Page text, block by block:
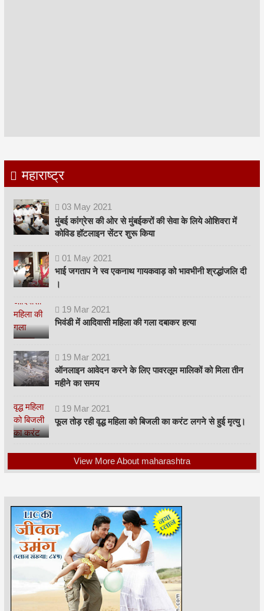
महाराष्ट्र
03 May 2021
मुंबई कांग्रेस की ओर से मुंबईकरों की सेवा के लिये ओशिवरा में
कोविड हॉटलाइन सेंटर शुरू किया
01 May 2021
भाई जगताप ने स्व एकनाथ गायकवाड़ को भावभीनी श्रद्धांजलि दी
।
19 Mar 2021
भिवंडी में आदिवासी महिला की गला दबाकर हत्या
19 Mar 2021
ऑनलाइन आवेदन करने के लिए पावरलूम मालिकों को मिला तीन
महीने का समय
19 Mar 2021
फूल तोड़ रही वृद्ध महिला को बिजली का करंट लगने से हुई मृत्यु।
View More About maharashtra